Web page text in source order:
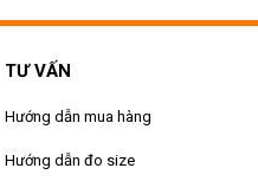
TƯ VẤN
Hướng dẫn mua hàng
Hướng dẫn đo size